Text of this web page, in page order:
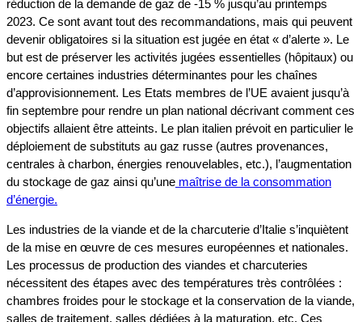
réduction de la demande de gaz de -15 % jusqu’au printemps
2023. Ce sont avant tout des recommandations, mais qui peuvent
devenir obligatoires si la situation est jugée en état « d’alerte ». Le
but est de préserver les activités jugées essentielles (hôpitaux) ou
encore certaines industries déterminantes pour les chaînes
d’approvisionnement. Les Etats membres de l’UE avaient jusqu’à
fin septembre pour rendre un plan national décrivant comment ces
objectifs allaient être atteints. Le plan italien prévoit en particulier le
déploiement de substituts au gaz russe (autres provenances,
centrales à charbon, énergies renouvelables, etc.), l’augmentation
du stockage de gaz ainsi qu’une maîtrise de la consommation
d’énergie.
Les industries de la viande et de la charcuterie d’Italie s’inquiètent
de la mise en œuvre de ces mesures européennes et nationales.
Les processus de production des viandes et charcuteries
nécessitent des étapes avec des températures très contrôlées :
chambres froides pour le stockage et la conservation de la viande,
salles de traitement, salles dédiées à la maturation, etc. Ces